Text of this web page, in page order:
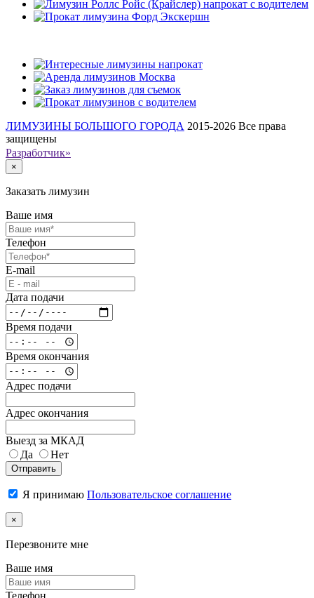
ЛИМУЗИНЫ БОЛЬШОГО ГОРОДА 2015-2026 Все права
защищены
Разработчик»
×
Заказать лимузин
Ваше имя
Телефон
E-mail
Дата подачи
Время подачи
Время окончания
Адрес подачи
Адрес окончания
Выезд за МКАД
Да
Нет
Отправить
Я принимаю Пользовательское соглашение
×
Перезвоните мне
Ваше имя
Телефон